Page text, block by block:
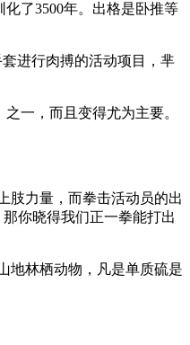
了3500年。出格是卧推等
进行肉搏的活动项目，芈
一，而且变得尤为主要。
力量，而拳击活动员的出
你晓得我们正一拳能打出
林栖动物，凡是单质硫是